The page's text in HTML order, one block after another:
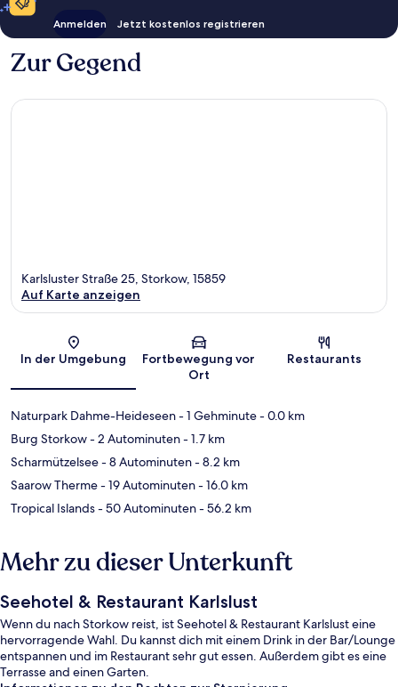
Anmelden Jetzt kostenlos registrieren
Zur Gegend
Karte
Karlsluster Straße 25, Storkow, 15859
Auf Karte anzeigen
In der Umgebung
Fortbewegung vor
Ort
Restaurants
Naturpark Dahme-Heideseen- 1 Gehminute- 0.0 km
Burg Storkow- 2 Autominuten- 1.7 km
Scharmützelsee- 8 Autominuten- 8.2 km
Saarow Therme- 19 Autominuten- 16.0 km
Tropical Islands- 50 Autominuten- 56.2 km
Mehr zu dieser Unterkunft
Seehotel & Restaurant Karlslust
Wenn du nach Storkow reist, ist Seehotel & Restaurant Karlslust eine
hervorragende Wahl. Du kannst dich mit einem Drink in der Bar/Lounge
entspannen und im Restaurant sehr gut essen. Außerdem gibt es eine
Terrasse and einen Garten.